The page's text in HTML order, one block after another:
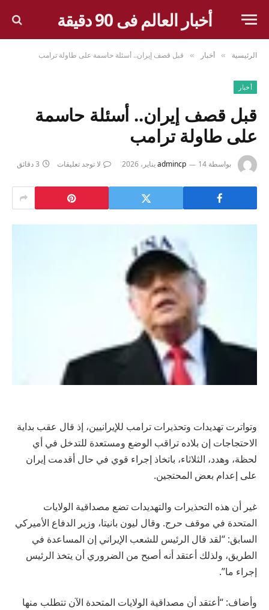
أخبار العالم فى 90 دقيقة
الرئيسية » أخبار » قبل قصف إيران.. أسئلة حاسمة على طاولة ترامب
أخبار
قبل قصف إيران.. أسئلة حاسمة
على طاولة ترامب
بواسطة admincp 14 يناير، 2026 لا توجد تعليقات 3 دقائق
وتواترت تهديدات وتحذيرات ترامب للإيرانيين، إذ قال عقب بداية
الاحتجاجات إن بلاده تراقب الوضع ومستعدة للتدخل في أي
لحظة، وهدد، الثلاثاء، باتخاذ إجراء قوي في حال أقدمت إيران
على إعدام بعض المحتجين.
غير أن هذه التحذيرات والتهديدات تضع مصداقية الولايات
المتحدة في موقف حرج. وقال ليون بانيتا، وزير الدفاع الأميركي
السابق: “لقد قال الرئيس للشعب الإيراني إن المساعدة في
الطريق، ولذلك أعتقد أنه أصبح من الضروري أن يتخذ الرئيس
إجراء ما”.
وأضاف: “أعتقد أن مصداقية الولايات المتحدة الآن تتطلب منها